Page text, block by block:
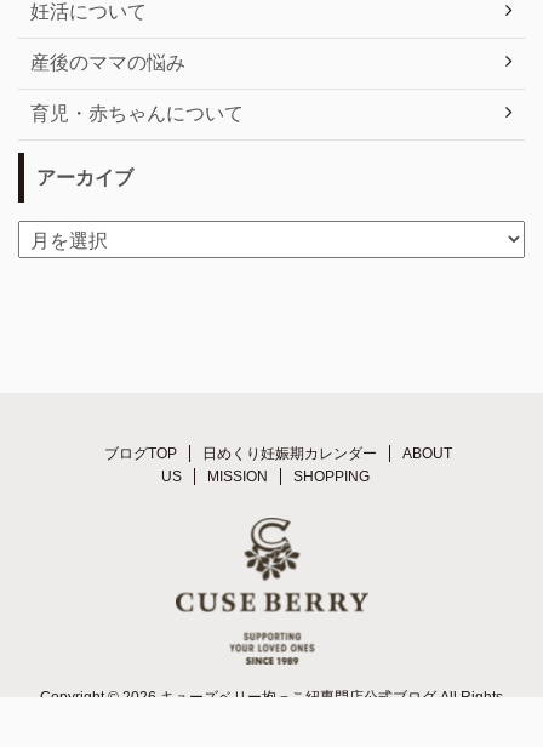
妊活について
産後のママの悩み
育児・赤ちゃんについて
アーカイブ
ブログTOP 日めくり妊娠期カレンダー
ABOUT
US
MISSION SHOPPING
Copyright © 2026 キューズベリー抱っこ紐専門店公式ブログ All Rights